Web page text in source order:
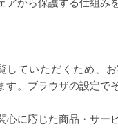
ていただくため、
。ブラウザの設定
に応じた商品・サー